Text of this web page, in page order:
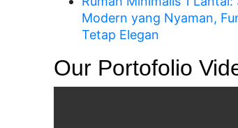
Modern yang Nyaman,
Tetap Elegan
Our Portofolio